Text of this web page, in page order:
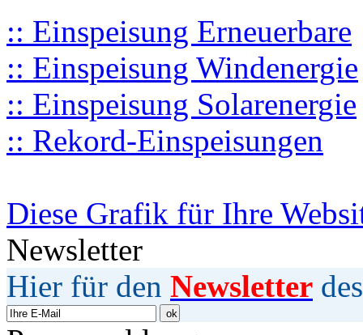
:: Einspeisung Erneuerbare
:: Einspeisung Windenergie
:: Einspeisung Solarenergie
:: Rekord-Einspeisungen
Diese Grafik für Ihre
Newsletter
Hier für den Newsletter